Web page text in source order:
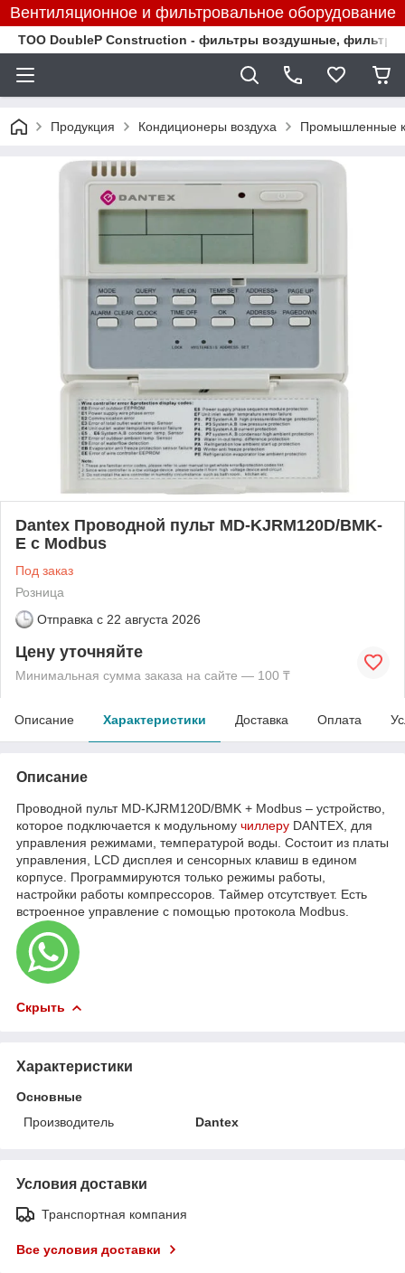
Вентиляционное и фильтровальное оборудование
TOO DoubleP Construction - фильтры воздушные,
Продукция Кондиционеры воздуха Промышленные
Dantex Проводной пульт MD-KJRM120D/BMK-
E с Modbus
Под заказ
Розница
Отправка с 22 августа 2026
Цену уточняйте
Минимальная сумма заказа на сайте — 100 ₸
Описание Характеристики Доставка Оплата
Описание
Проводной пульт MD-KJRM120D/BMK + Modbus – устройство,
которое подключается к модульному чиллеру DANTEX, для
управления режимами, температурой воды. Состоит из платы
управления, LCD дисплея и сенсорных клавиш в едином
корпусе. Программируются только режимы работы,
настройки работы компрессоров. Таймер отсутствует. Есть
встроенное управление с помощью протокола Modbus.
Скрыть
Характеристики
Основные
Производитель
Dantex
Условия доставки
Транспортная компания
Все условия доставки